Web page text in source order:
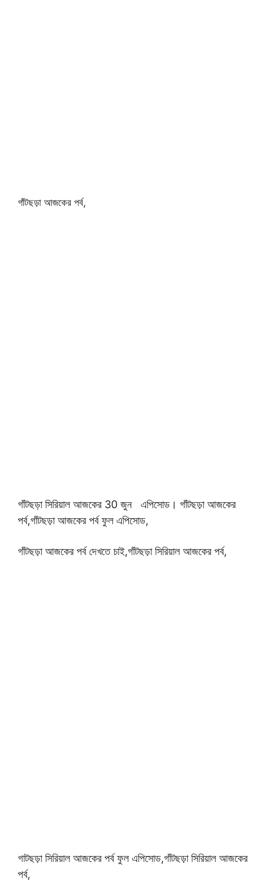
গাঁটছড়া আজকের পর্ব,
গাঁটছড়া সিরিয়াল আজকের 30 জুন এপিসোড। গাঁটছড়া আজকের
পর্ব,গাঁটছড়া আজকের পর্ব ফুল এপিসোড,
গাঁটছড়া আজকের পর্ব দেখতে চাই,গাঁটছড়া সিরিয়াল আজকের পর্ব,
গাটছড়া সিরিয়াল আজকের পর্ব ফুল এপিসোড,গাঁটছড়া সিরিয়াল আজকের
পর্ব,